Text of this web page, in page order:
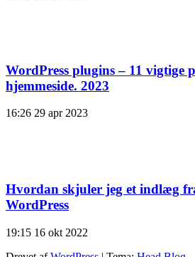
WordPress plugins – 11 vigtige
hjemmeside. 2023
16:26 29 apr 2023
Hvordan skjuler jeg et indlæg
WordPress
19:15 16 okt 2022